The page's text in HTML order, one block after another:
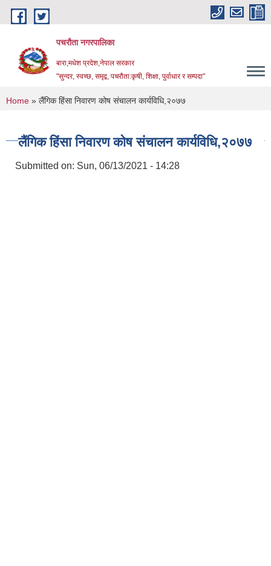
Skip to main content
पचरौता नगरपालिका
बारा,मधेश प्रदेश,नेपाल सरकार
"सुन्दर, स्वच्छ, समृद्व, पचरौता:कृषी, शिक्षा, पुर्वाधार र सम्पदा"
You are here
Home » लैंगिक हिंसा निवारण कोष संचालन कार्यविधि,२०७७
लैंगिक हिंसा निवारण कोष संचालन कार्यविधि,२०७७
Submitted on: Sun, 06/13/2021 - 14:28